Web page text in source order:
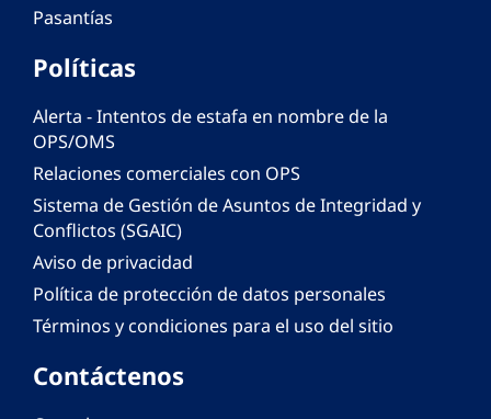
Pasantías
Políticas
Alerta - Intentos de estafa en nombre de la
OPS/OMS
Relaciones comerciales con OPS
Sistema de Gestión de Asuntos de Integridad y
Conflictos (SGAIC)
Aviso de privacidad
Política de protección de datos personales
Términos y condiciones para el uso del sitio
Contáctenos